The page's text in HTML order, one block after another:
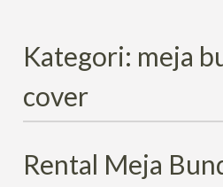
Kategori: meja
cover
Rental Meja